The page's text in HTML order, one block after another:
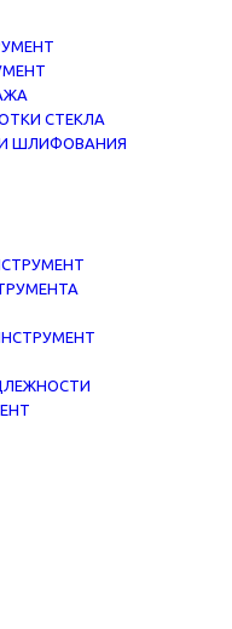
СТЕКЛА
ШЛИФОВАНИЯ